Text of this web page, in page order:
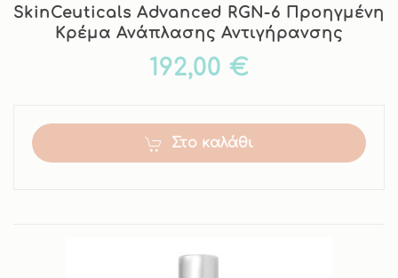
SkinCeuticals Advanced RGN-6 Προηγμένη
Κρέμα Ανάπλασης Αντιγήρανσης
192,00 €
Στο καλάθι